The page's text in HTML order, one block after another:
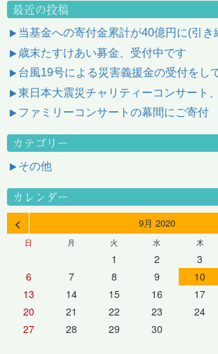
最近の投稿
当基金への寄付金累計が40億円に(引き
歳末たすけあい募金、受付中です
台風19号による災害義援金の受付をし
東日本大震災チャリティーコンサート
ファミリーコンサートの幕間にご寄付
カテゴリー
その他
カレンダー
< 9月 2020
日 月 火 水 木
1 2 3
6
7 8 9 10
13
14 15 16 17
20
21 22 23 24
27
28 29 30